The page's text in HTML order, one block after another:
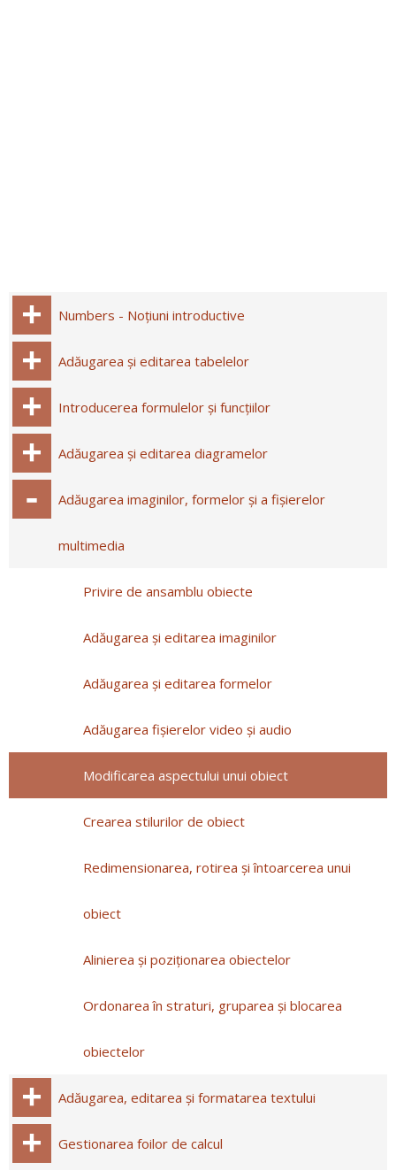
Numbers - Noțiuni introductive
Adăugarea și editarea tabelelor
Introducerea formulelor și funcțiilor
Adăugarea și editarea diagramelor
Adăugarea imaginilor, formelor și a fișierelor
multimedia
Privire de ansamblu obiecte
Adăugarea și editarea imaginilor
Adăugarea și editarea formelor
Adăugarea fișierelor video și audio
Modificarea aspectului unui obiect
Crearea stilurilor de obiect
Redimensionarea, rotirea și întoarcerea unui
obiect
Alinierea și poziționarea obiectelor
Ordonarea în straturi, gruparea și blocarea
obiectelor
Adăugarea, editarea și formatarea textului
Gestionarea foilor de calcul